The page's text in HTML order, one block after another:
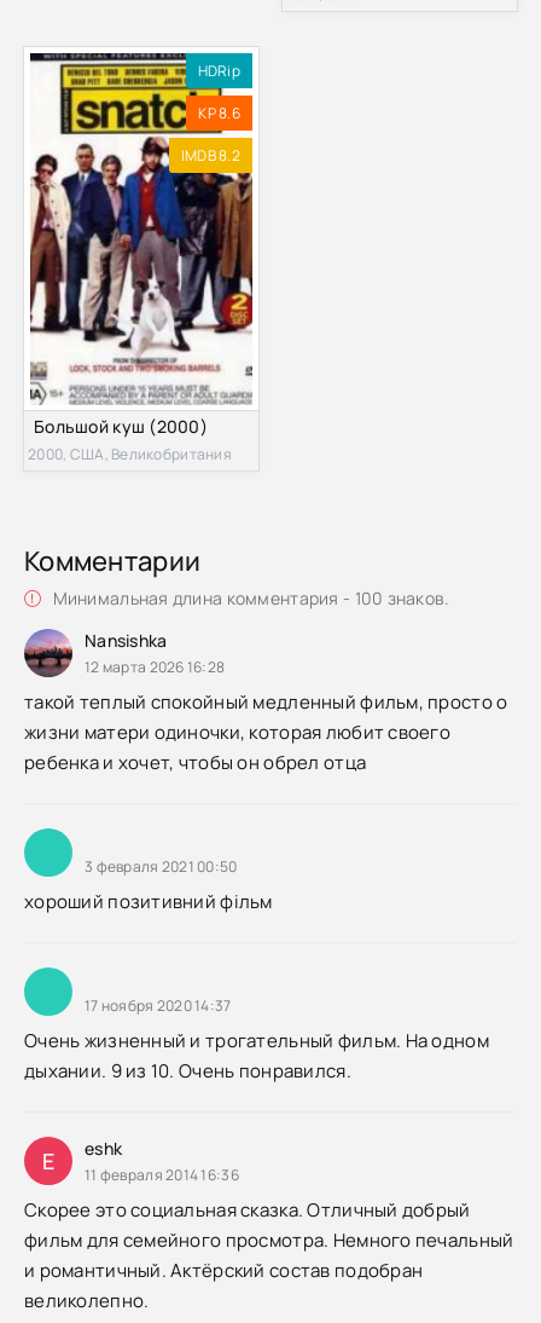
HDRip
KP 8.6
IMDB 8.2
Большой куш (2000)
2000, США, Великобритания
Комментарии
Минимальная длина комментария - 100 знаков.
Nansishka
12 марта 2026 16:28
такой теплый спокойный медленный фильм, просто о
жизни матери одиночки, которая любит своего
ребенка и хочет, чтобы он обрел отца
3 февраля 2021 00:50
хороший позитивний фільм
17 ноября 2020 14:37
Очень жизненный и трогательный фильм. На одном
дыхании. 9 из 10. Очень понравился.
E eshk
11 февраля 2014 16:36
Скорее это социальная сказка. Отличный добрый
фильм для семейного просмотра. Немного печальный
и романтичный. Актёрский состав подобран
великолепно.